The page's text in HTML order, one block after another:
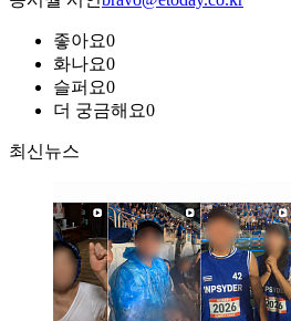
좋아요0
화나요0
슬퍼요0
더 궁금해요0
최신뉴스